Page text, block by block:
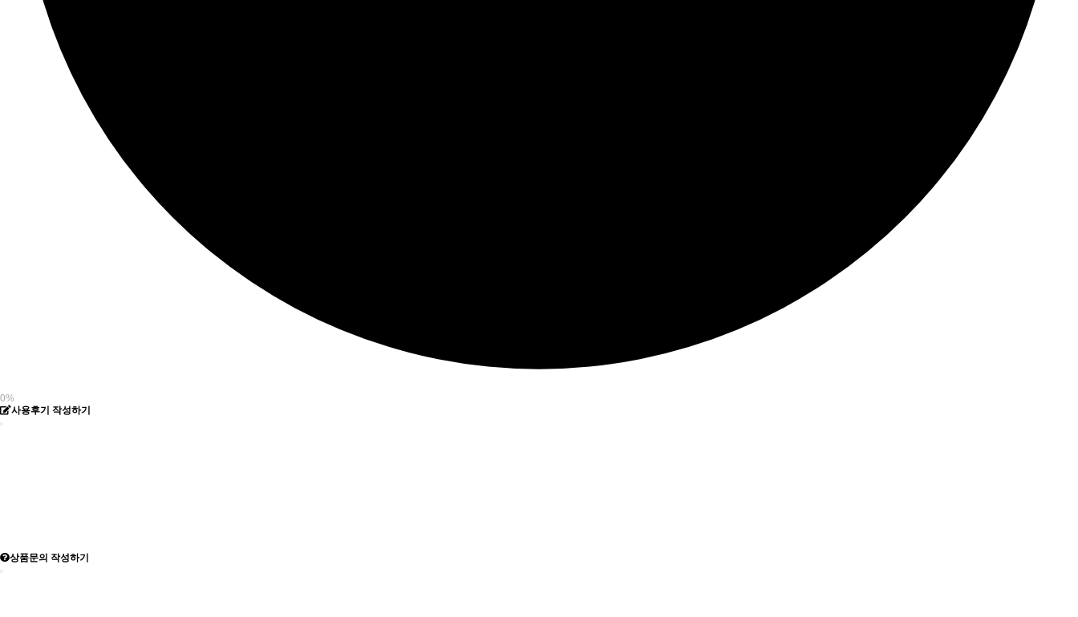
0%
사용후기 작성하기
상품문의 작성하기